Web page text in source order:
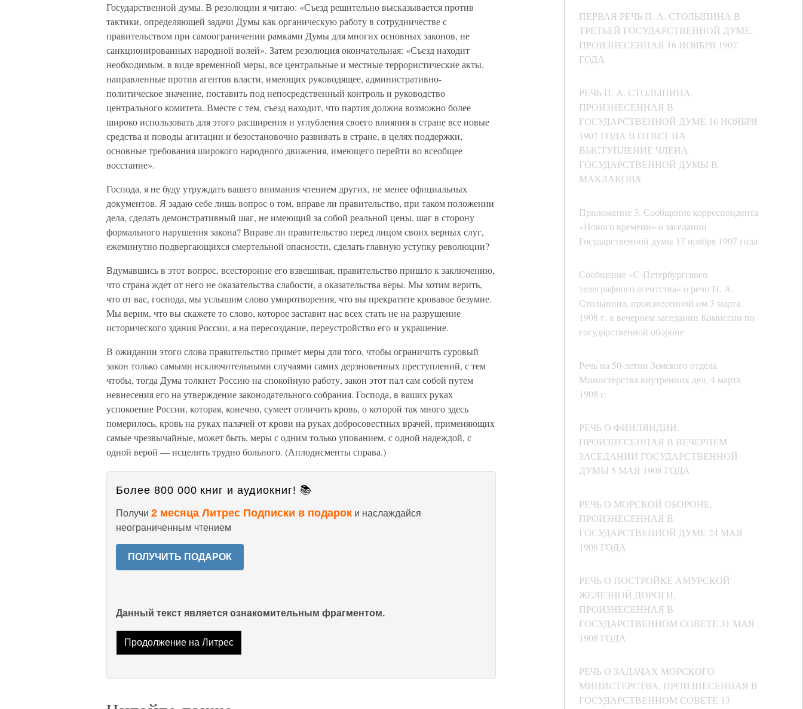
ПЕРВАЯ РЕЧЬ П. А. СТОЛЫПИНА В
ТРЕТЬЕЙ ГОСУДАРСТВЕННОЙ ДУМЕ,
ПРОИЗНЕСЕННАЯ 16 НОЯБРЯ 1907
ГОДА
РЕЧЬ П. А. СТОЛЫПИНА,
ПРОИЗНЕСЕННАЯ В
ГОСУДАРСТВЕННОЙ ДУМЕ 16 НОЯБРЯ
1907 ГОДА В ОТВЕТ НА
ВЫСТУПЛЕНИЕ ЧЛЕНА
ГОСУДАРСТВЕННОЙ ДУМЫ В.
МАКЛАКОВА
Приложение 3. Сообщение корреспондента
«Нового времени» о заседании
Государственной думы 17 ноября 1907 года
Сообщение «С-Петербургского
телеграфного агентства» о речи П. А.
Столыпина, произнесенной им 3 марта
1908 г. в вечернем заседании Комиссии по
государственной обороне
Речь на 50-летии Земского отдела
Министерства внутренних дел, 4 марта
1908 г.
РЕЧЬ О ФИНЛЯНДИИ,
ПРОИЗНЕСЕННАЯ В ВЕЧЕРНЕМ
ЗАСЕДАНИИ ГОСУДАРСТВЕННОЙ
ДУМЫ 5 МАЯ 1908 ГОДА
РЕЧЬ О МОРСКОЙ ОБОРОНЕ,
ПРОИЗНЕСЕННАЯ В
ГОСУДАРСТВЕННОЙ ДУМЕ 24 МАЯ
1908 ГОДА
РЕЧЬ О ПОСТРОЙКЕ АМУРСКОЙ
ЖЕЛЕЗНОЙ ДОРОГИ,
ПРОИЗНЕСЕННАЯ В
ГОСУДАРСТВЕННОМ СОВЕТЕ 31 МАЯ
1908 ГОДА
РЕЧЬ О ЗАДАЧАХ МОРСКОГО
МИНИСТЕРСТВА, ПРОИЗНЕСЕННАЯ В
ГОСУДАРСТВЕННОМ СОВЕТЕ 13
Государственной думы. В резолюции я читаю: «Съезд решительно высказывается против
тактики, определяющей задачи Думы как органическую работу в сотрудничестве с
правительством при самоограничении рамками Думы для многих основных законов, не
санкционированных народной волей». Затем резолюция окончательная: «Съезд находит
необходимым, в виде временной меры, все центральные и местные террористические акты,
направленные против агентов власти, имеющих руководящее, административно-
политическое значение, поставить под непосредственный контроль и руководство
центрального комитета. Вместе с тем, съезд находит, что партия должна возможно более
широко использовать для этого расширения и углубления своего влияния в стране все новые
средства и поводы агитации и безостановочно развивать в стране, в целях поддержки,
основные требования широкого народного движения, имеющего перейти во всеобщее
восстание».
Господа, я не буду утруждать вашего внимания чтением других, не менее официальных
документов. Я задаю себе лишь вопрос о том, вправе ли правительство, при таком положении
дела, сделать демонстративный шаг, не имеющий за собой реальной цены, шаг в сторону
формального нарушения закона? Вправе ли правительство перед лицом своих верных слуг,
ежеминутно подвергающихся смертельной опасности, сделать главную уступку революции?
Вдумавшись в этот вопрос, всесторонне его взвешивая, правительство пришло к заключению,
что страна ждет от него не оказательства слабости, а оказательства веры. Мы хотим верить,
что от вас, господа, мы услышим слово умиротворения, что вы прекратите кровавое безумие.
Мы верим, что вы скажете то слово, которое заставит нас всех стать не на разрушение
исторического здания России, а на пересоздание, переустройство его и украшение.
В ожидании этого слова правительство примет меры для того, чтобы ограничить суровый
закон только самыми исключительными случаями самих дерзновенных преступлений, с тем
чтобы, тогда Дума толкнет Россию на спокойную работу, закон этот пал сам собой путем
невнесения его на утверждение законодательного собрания. Господа, в ваших руках
успокоение России, которая, конечно, сумеет отличить кровь, о которой так много здесь
померилось, кровь на руках палачей от крови на руках добросовестных врачей, применяющих
самые чрезвычайные, может быть, меры с одним только упованием, с одной надеждой, с
одной верой — исцелить трудно больного. (Аплодисменты справа.)
Более 800 000 книг и аудиокниг! 📚
Получи 2 месяца Литрес Подписки в подарок и наслаждайся
неограниченным чтением
ПОЛУЧИТЬ ПОДАРОК
Данный текст является ознакомительным фрагментом.
Продолжение на Литрес